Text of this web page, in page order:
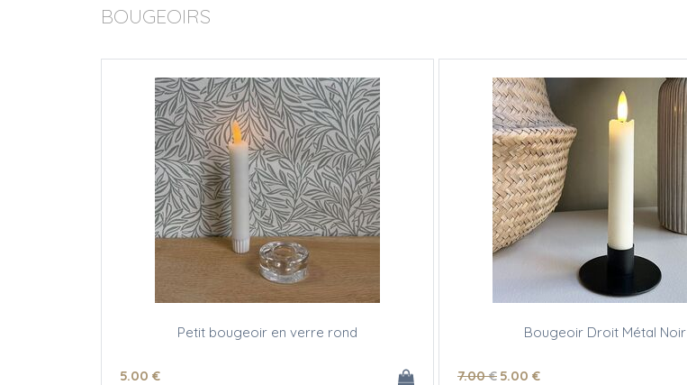
BOUGEOIRS
Petit bougeoir en verre rond
5.00 €
Bougeoir Droit Métal Noir
7.00 € 5.00 €